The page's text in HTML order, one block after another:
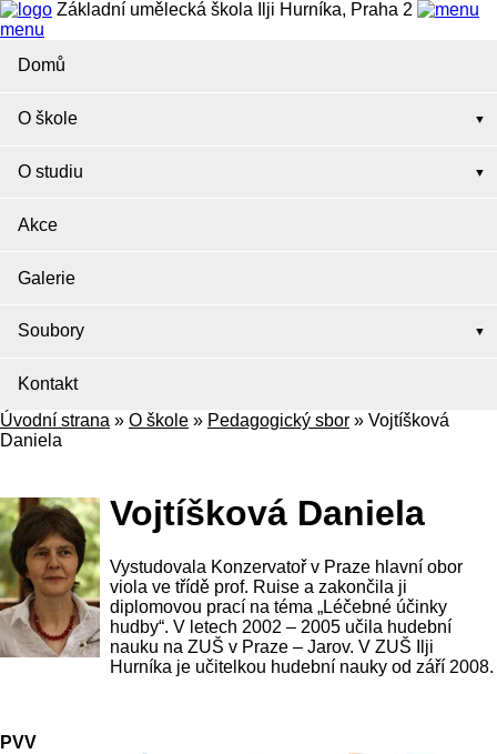
Základní umělecká škola Ilji Hurníka, Praha 2
menu
Domů
O škole
O studiu
Akce
Galerie
Soubory
Kontakt
Úvodní strana » O škole » Pedagogický sbor » Vojtíšková
Daniela
Vojtíšková Daniela
Vystudovala Konzervatoř v Praze hlavní obor
viola ve třídě prof. Ruise a zakončila ji
diplomovou prací na téma „Léčebné účinky
hudby“. V letech 2002 – 2005 učila hudební
nauku na ZUŠ v Praze – Jarov. V ZUŠ Ilji
Hurníka je učitelkou hudební nauky od září 2008.
PVV